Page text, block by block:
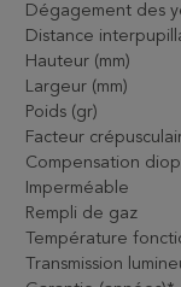
Dégagement des
Distance
Hauteur (mm)
Largeur (mm)
Poids (gr)
Facteur
Compensation
Imperméable
Rempli de gaz
Température
Transmission